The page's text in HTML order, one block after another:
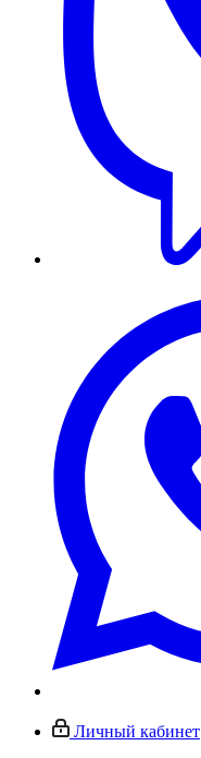
Личный кабинет